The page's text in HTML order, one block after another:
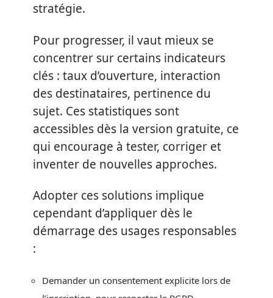
stratégie.
Pour progresser, il vaut mieux se
concentrer sur certains indicateurs
clés : taux d’ouverture, interaction
des destinataires, pertinence du
sujet. Ces statistiques sont
accessibles dès la version gratuite, ce
qui encourage à tester, corriger et
inventer de nouvelles approches.
Adopter ces solutions implique
cependant d’appliquer dès le
démarrage des usages responsables
:
Demander un consentement explicite lors de